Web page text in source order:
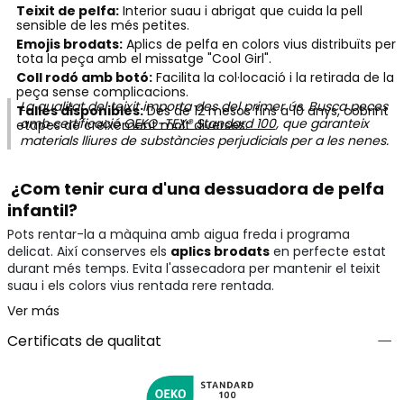
Teixit de pelfa:Interior suau i abrigat que cuida la pell
sensible de les més petites.
Emojis brodats:Aplics de pelfa en colors vius distribuïts per
tota la peça amb el missatge "Cool Girl".
Coll rodó amb botó:Facilita la col·locació i la retirada de la
peça sense complicacions.
Talles disponibles:Des de 12 mesos fins a 10 anys, cobrint
etapes de creixement molt diverses.
La qualitat del teixit importa des del primer ús. Busca peces
amb certificacióOEKO-TEX® Standard 100, que garanteix
materials lliures de substàncies perjudicials per a les nenes.
¿Com tenir cura d'una dessuadora de pelfa
infantil?
Pots rentar-la a màquina amb aigua freda i programa
delicat. Així conserves els aplics brodatsen perfecte estat
durant més temps. Evita l'assecadora per mantenir el teixit
suau i els colors vius rentada rere rentada.
Ver más
Certificats de qualitat